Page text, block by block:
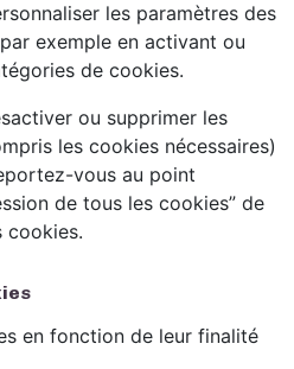
les paramètres des
exemple en activant ou
de cookies.
ou supprimer les
les cookies nécessaires)
vous au point
de tous les cookies” de
cookies.
en fonction de leur finalité